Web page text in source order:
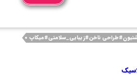
ناخن#زیبایی_سلامتی#میکاپ